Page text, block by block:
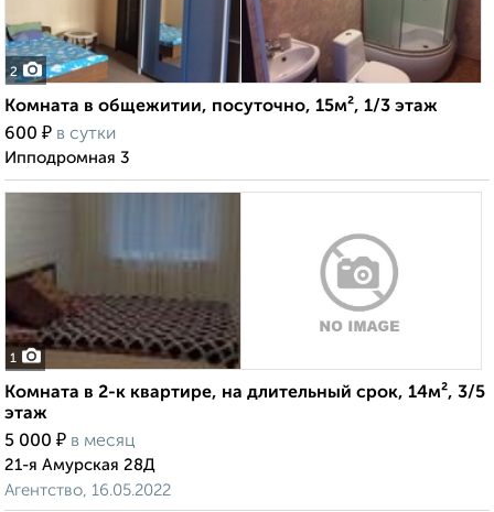
2
Комната в общежитии, посуточно, 15м², 1/3 этаж
600 ₽ в сутки
Ипподромная 3
1
Комната в 2-к квартире, на длительный срок, 14м², 3/5
этаж
5 000 ₽ в месяц
21-я Амурская 28Д
Агентство, 16.05.2022